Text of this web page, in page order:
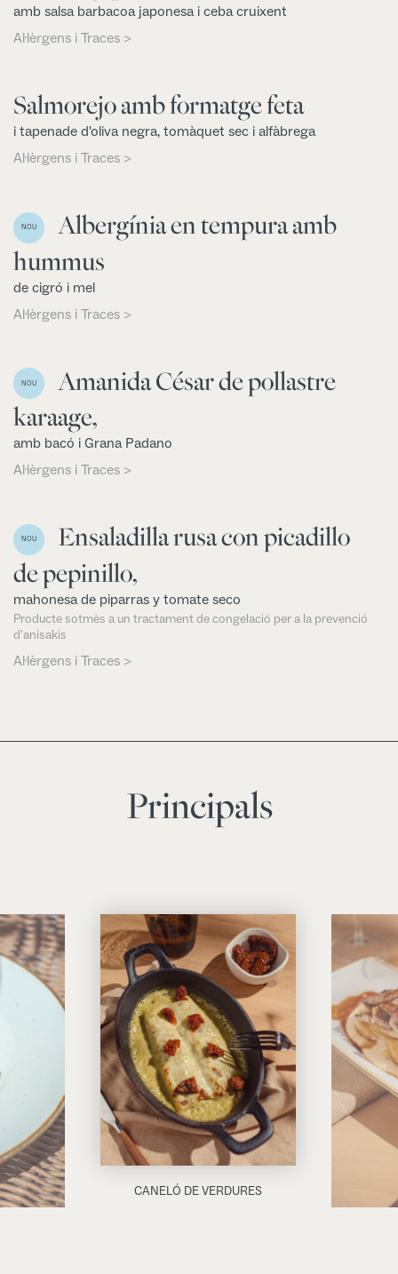
amb salsa barbacoa japonesa i ceba cruixent
Al·lèrgens i Traces >
Salmorejo amb formatge feta
i tapenade d'oliva negra, tomàquet sec i alfàbrega
Al·lèrgens i Traces >
NOU
Albergínia en tempura amb
hummus
de cigró i mel
Al·lèrgens i Traces >
NOU
Amanida César de pollastre
karaage,
amb bacó i Grana Padano
Al·lèrgens i Traces >
NOU
Ensaladilla rusa con picadillo
de pepinillo,
mahonesa de piparras y tomate seco
Producte sotmès a un tractament de congelació per a la prevenció
d'anisakis
Al·lèrgens i Traces >
Principals
CANELÓ DE VERDURES